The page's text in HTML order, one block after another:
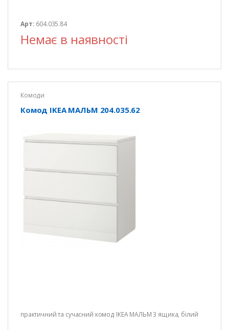
Арт: 604.035.84
Немає в наявності
Комоди
Комод IKEA МАЛЬМ 204.035.62
практичний та сучасний комод ІКЕА МАЛЬМ 3 ящика, білий